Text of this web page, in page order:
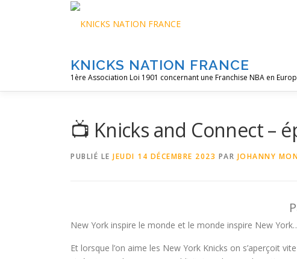
KNICKS NATION FRANCE
1ère Association Loi 1901 concernant une Franchise NBA en
📺 Knicks and Connect –
PUBLIÉ LE JEUDI 14 DÉCEMBRE 2023 PAR JOHANNY
New York inspire le monde et le monde inspire New
Et lorsque l’on aime les New York Knicks on s’aperçoit